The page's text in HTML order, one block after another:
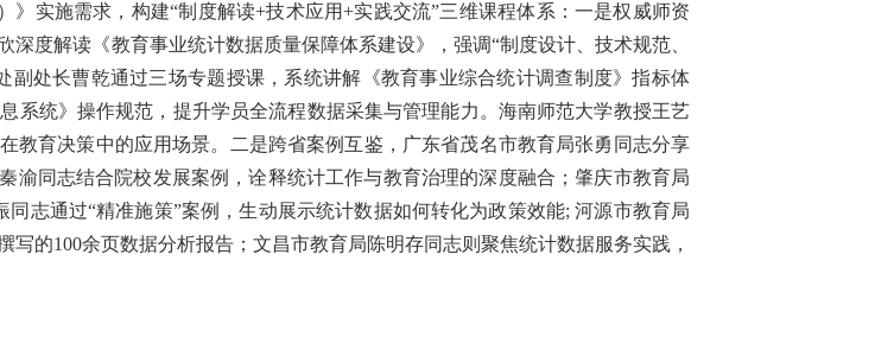
实施需求，构建“制度解读+技术应用+实践交流”三维课程体系：一是权威师资
度解读《教育事业统计数据质量保障体系建设》，强调“制度设计、技术规范、
处长曹乾通过三场专题授课，系统讲解《教育事业综合统计调查制度》指标体
系统》操作规范，提升学员全流程数据采集与管理能力。海南师范大学教授王艺
教育决策中的应用场景。二是跨省案例互鉴，广东省茂名市教育局张勇同志分享
渝同志结合院校发展案例，诠释统计工作与教育治理的深度融合；肇庆市教育局
同志通过“精准施策”案例，生动展示统计数据如何转化为政策效能; 河源市教育局
的100余页数据分析报告；文昌市教育局陈明存同志则聚焦统计数据服务实践，